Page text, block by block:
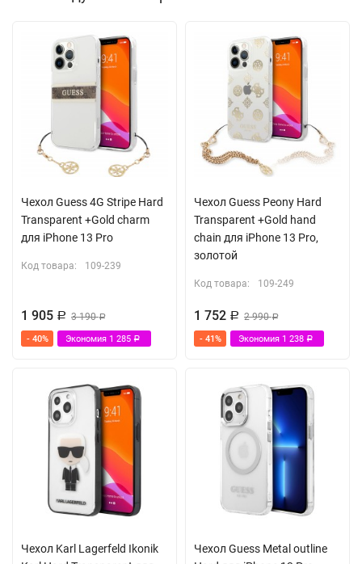
Чехол Guess 4G Stripe Hard
Transparent +Gold charm
для iPhone 13 Pro
Код товара: 109-239
1 905 Р 3 190Р
- 40% Экономия 1 285 Р
Чехол Guess Peony Hard
Transparent +Gold hand
chain для iPhone 13 Pro,
золотой
Код товара: 109-249
1 752 Р 2 990Р
- 41% Экономия 1 238 Р
Чехол Karl Lagerfeld Ikonik
Чехол Guess Metal outline